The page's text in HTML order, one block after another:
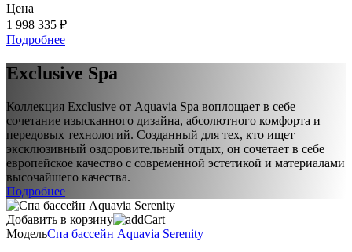
Цена
1 998 335 ₽
Подробнее
Exclusive Spa
Коллекция Exclusive от Aquavia Spa воплощает в себе
сочетание изысканного дизайна, абсолютного комфорта и
передовых технологий. Созданный для тех, кто ищет
эксклюзивный оздоровительный отдых, он сочетает в себе
европейское качество с современной эстетикой и материалами
высочайшего качества.
Подробнее
Добавить в корзину
МодельСпа бассейн Aquavia Serenity